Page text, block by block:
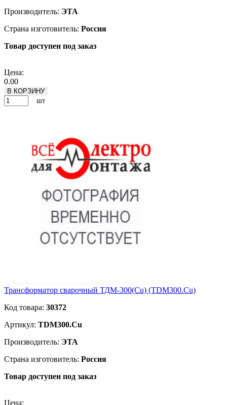
Производитель: ЭТА
Страна изготовитель: Россия
Товар доступен под заказ
Цена:
0.00
В КОРЗИНУ
шт
Трансформатор сварочный ТДМ-300(Cu) (TDM300.Cu)
Код товара: 30372
Артикул: TDM300.Cu
Производитель: ЭТА
Страна изготовитель: Россия
Товар доступен под заказ
Цена: